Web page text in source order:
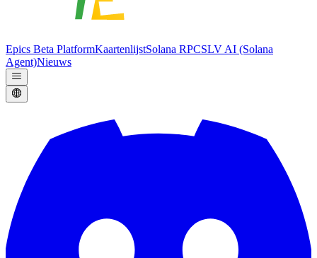
Epics Beta PlatformKaartenlijstSolana RPCSLV AI (Solana
Agent)Nieuws